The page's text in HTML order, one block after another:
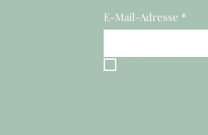
E-Mail-Adresse *